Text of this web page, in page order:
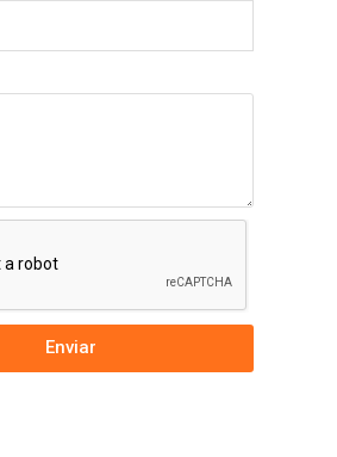
Enviar